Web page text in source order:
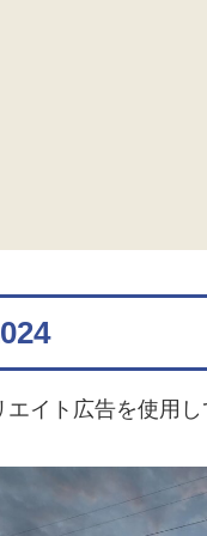
イト広告を使用し